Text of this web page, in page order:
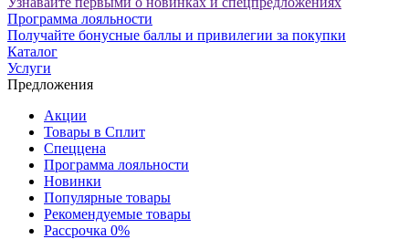
Программа лояльности
Получайте бонусные баллы и привилегии за покупки
Каталог
Услуги
Предложения
Акции
Товары в Сплит
Спеццена
Программа лояльности
Новинки
Популярные товары
Рекомендуемые товары
Рассрочка 0%